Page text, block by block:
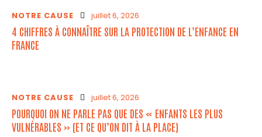
NOTRE CAUSE juillet 6, 2026
4 CHIFFRES À CONNAÎTRE SUR LA PROTECTION DE L’ENFANCE EN
FRANCE
NOTRE CAUSE juillet 6, 2026
POURQUOI ON NE PARLE PAS QUE DES « ENFANTS LES PLUS
VULNÉRABLES » (ET CE QU’ON DIT À LA PLACE)